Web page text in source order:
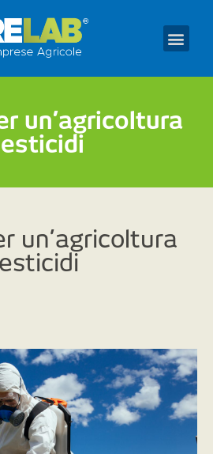
un’agricoltura
un’agricoltura